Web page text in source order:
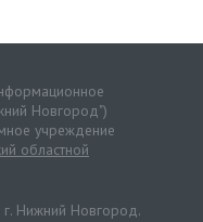
Новгород")
учреждение
областной
г. Нижний Новгород.